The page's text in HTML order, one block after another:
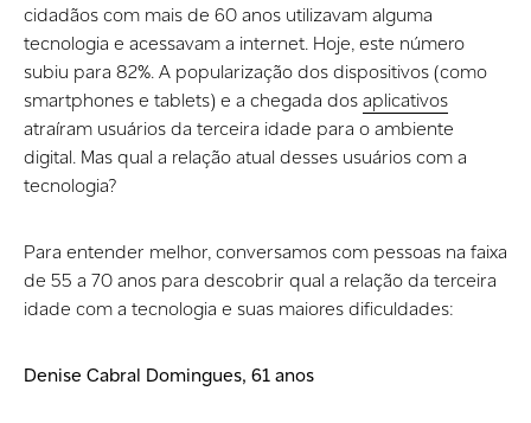
cidadãos com mais de 60 anos utilizavam alguma
tecnologia e acessavam a internet. Hoje, este número
subiu para 82%. A popularização dos dispositivos (como
smartphones e tablets) e a chegada dosaplicativos
atraíram usuários da terceira idade para o ambiente
digital. Mas qual a relação atual desses usuários com a
tecnologia?
Para entender melhor, conversamos com pessoas na faixa
de 55 a 70 anos para descobrir qual a relação da terceira
idade com a tecnologia e suas maiores dificuldades:
Denise Cabral Domingues, 61 anos